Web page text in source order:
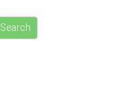
Search